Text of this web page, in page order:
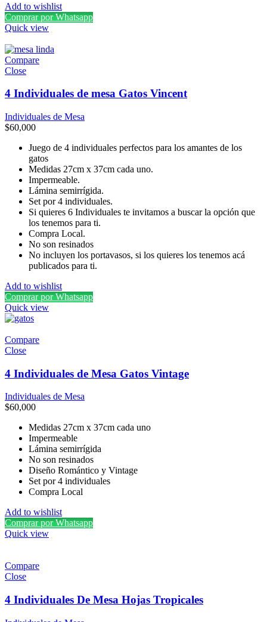
Add to wishlist
Comprar por Whatsapp
Quick view
Compare
Close
4 Individuales de mesa Gatos Vincent
Individuales de Mesa
$60,000
Juego de 4 individuales perfectos para los amantes de los
gatos
Medidas 27cm x 37cm cada uno.
Impermeable.
Lámina semirrígida.
Set por 4 individuales.
Si quieres 6 Individuales te invitamos a buscar la opción que
los tenemos para ti.
Compra Local.
No son resinados
No incluyen los portavasos, si los quieres los tenemos acá
publicados para ti.
Add to wishlist
Comprar por Whatsapp
Quick view
Compare
Close
4 Individuales de Mesa Gatos Vintage
Individuales de Mesa
$60,000
Medidas 27cm x 37cm cada uno
Impermeable
Lámina semirrígida
No son resinados
Diseño Romántico y Vintage
Set por 4 individuales
Compra Local
Add to wishlist
Comprar por Whatsapp
Quick view
Compare
Close
4 Individuales De Mesa Hojas Tropicales